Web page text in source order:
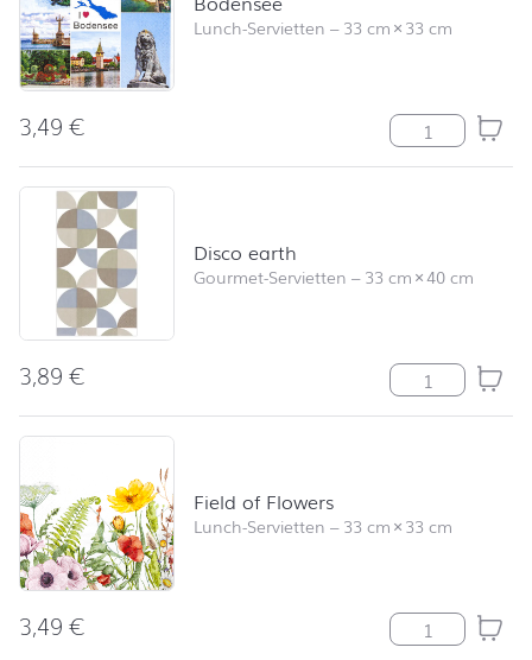
Lunch-Servietten –33 cm×33 cm
3,49€ Bodensee
Disco earth
Gourmet-Servietten –33 cm×40 cm
3,89€ Disco earth
Field of Flowers
Lunch-Servietten –33 cm×33 cm
3,49€ Field of